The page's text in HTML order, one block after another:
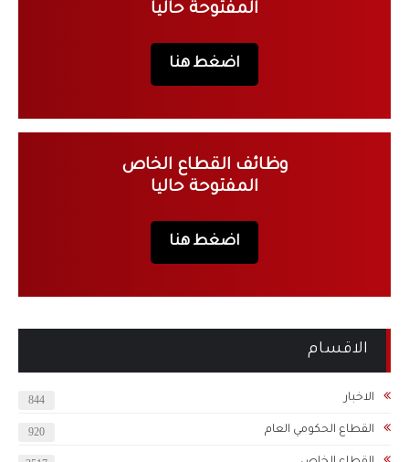
المفتوحة حاليا
اضغط هنا
وظائف القطاع الخاص
المفتوحة حاليا
اضغط هنا
الاقسام
الاخبار 844
القطاع الحكومي العام 920